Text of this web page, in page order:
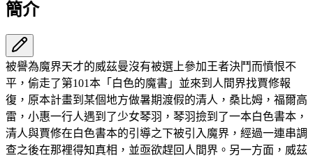
簡介
被譽為魔界天才的威茲曼沒有被選上參加王者決鬥而憤恨不
平，偷走了第101本「白色的魔書」並來到人間界找賈修報
復，原本計畫到某個地方做暑期渡假的清人，桑比姆，福爾高
雷，小惠一行人遇到了少女琴羽，琴羽撿到了一本白色書本，
清人與賈修在白色書本的引導之下被引入魔界，經過一連串調
查之後在那裡得知真相，並亟欲趕回人間界。另一方面，威茲